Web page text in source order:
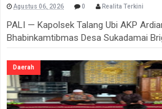
Agustus 06, 2026 0 Realita Terkini
PALI — Kapolsek Talang Ubi AKP
Bhabinkamtibmas Desa Sukadamai
Daerah